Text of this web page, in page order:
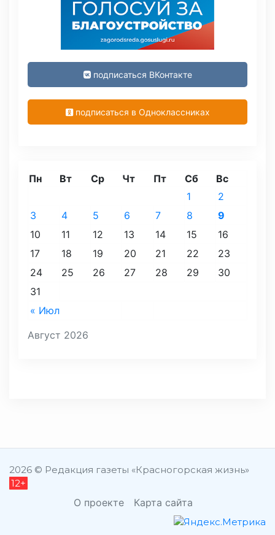
подписаться ВКонтакте
подписаться в Одноклассниках
Август 2026
Пн Вт Ср Чт Пт Сб Вс
« Июл
1
2
3
4 5 6 7 8
9
10
11 12 13 14 15
16
17
18 19 20 21 22
23
24
25 26 27 28 29
30
31
2026 © Редакция газеты «Красногорская жизнь»
12+
О проекте Карта сайта